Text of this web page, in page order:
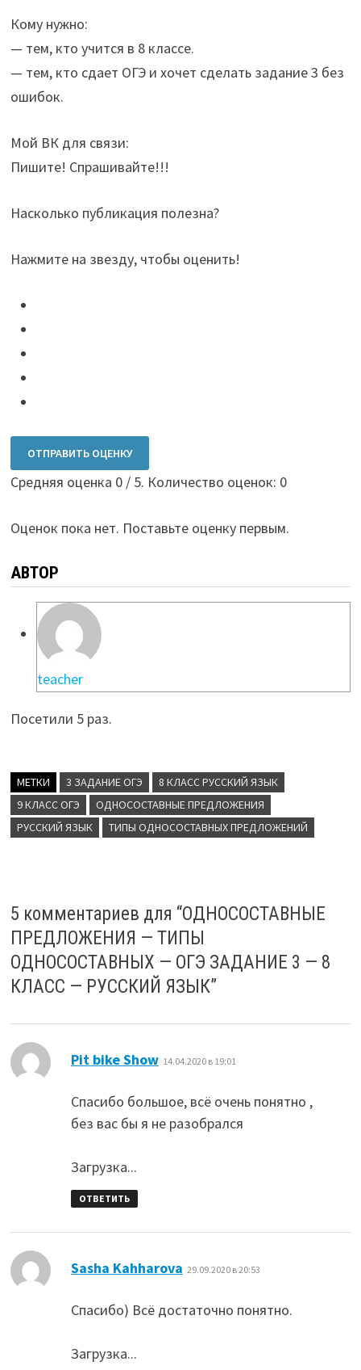
Кому нужно:
— тем, кто учится в 8 классе.
— тем, кто сдает ОГЭ и хочет сделать задание 3 без
ошибок.
Мой ВК для связи:
Пишите! Спрашивайте!!!
Насколько публикация полезна?
Нажмите на звезду, чтобы оценить!
ОТПРАВИТЬ ОЦЕНКУ
Средняя оценка 0/ 5. Количество оценок: 0
Оценок пока нет. Поставьте оценку первым.
АВТОР
teacher
Посетили 5 раз.
МЕТКИ 3 ЗАДАНИЕ ОГЭ
8 КЛАСС РУССКИЙ ЯЗЫК
9 КЛАСС ОГЭ
ОДНОСОСТАВНЫЕ ПРЕДЛОЖЕНИЯ
РУССКИЙ ЯЗЫК
ТИПЫ ОДНОСОСТАВНЫХ ПРЕДЛОЖЕНИЙ
5 комментариев для “ОДНОСОСТАВНЫЕ
ПРЕДЛОЖЕНИЯ — ТИПЫ
ОДНОСОСТАВНЫХ — ОГЭ ЗАДАНИЕ 3 — 8
КЛАСС — РУССКИЙ ЯЗЫК”
Pit bike Show: 14.04.2020 в 19:01
Спасибо большое, всё очень понятно ,
без вас бы я не разобрался
Загрузка...
ОТВЕТИТЬ
Sasha Kahharova 29.09.2020 в 20:53
Спасибо) Всё достаточно понятно.
Загрузка...